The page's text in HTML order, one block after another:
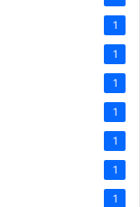
1
1
1
1
1
1
1